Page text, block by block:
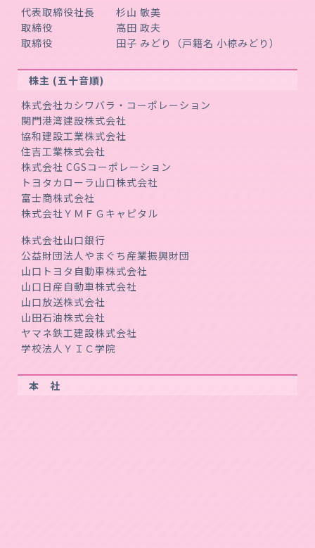
代表取締役社長 杉山 敏美
取締役 高田 政夫
取締役 田子 みどり（戸籍名 小椋みどり）
株主 (五十音順)
株式会社カシワバラ・コーポレーション
関門港湾建設株式会社
協和建設工業株式会社
住吉工業株式会社
株式会社 CGSコーポレーション
トヨタカローラ山口株式会社
富士商株式会社
株式会社ＹＭＦＧキャピタル
株式会社山口銀行
公益財団法人やまぐち産業振興財団
山口トヨタ自動車株式会社
山口日産自動車株式会社
山口放送株式会社
山田石油株式会社
ヤマネ鉄工建設株式会社
学校法人ＹＩＣ学院
本 社